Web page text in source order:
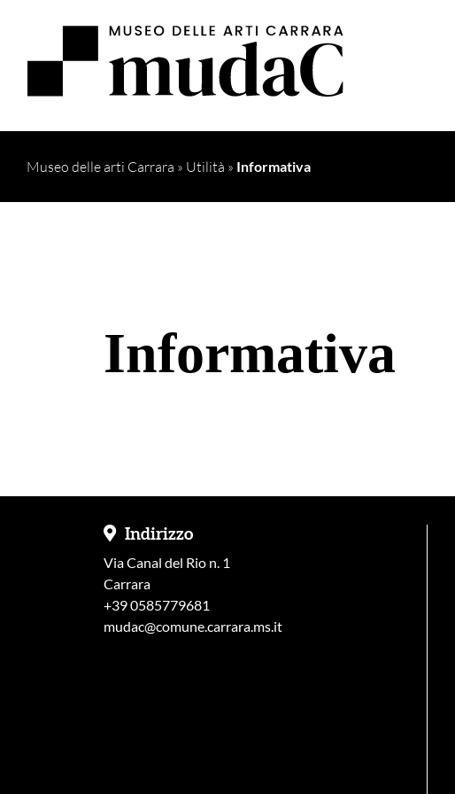
Museo delle arti Carrara » Utilità » Informativa
Informativa
Indirizzo
Via Canal del Rio n. 1
Carrara
+39 0585779681
mudac@comune.carrara.ms.it